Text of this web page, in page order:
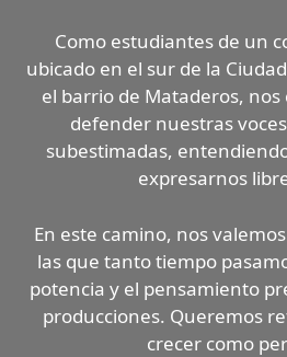
Como estudiantes de un
ubicado en el sur de la
el barrio de Mataderos,
defender nuestras
subestimadas,
expresarnos
En este camino, nos
las que tanto tiempo
potencia y el pensamiento
producciones. Queremos
crecer como